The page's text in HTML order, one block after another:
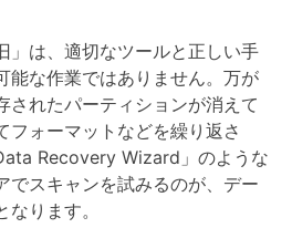
」は、適切なツールと正しい手
能な作業ではありません。万が
されたパーティションが消えて
フォーマットなどを繰り返さ
Recovery Wizard」のような
でスキャンを試みるのが、デー
ります。